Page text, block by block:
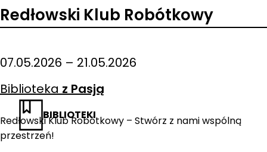
BIBLIOTEKI
Redłowski Klub Robótkowy
07.05.2026 – 21.05.2026
Biblioteka z Pasją
Redłowski Klub Robótkowy – Stwórz z nami wspólną
przestrzeń!